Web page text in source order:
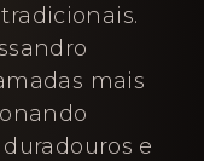
mais
e